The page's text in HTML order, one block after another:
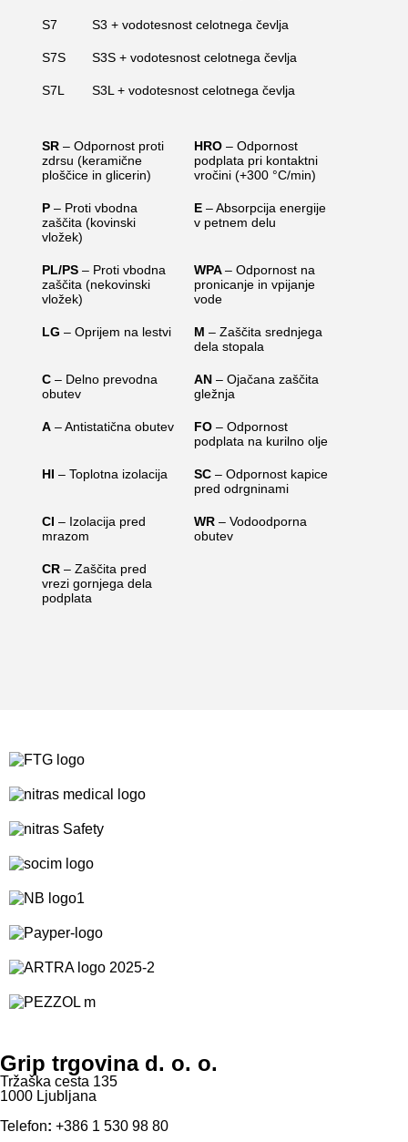
S7 S3 + vodotesnost celotnega čevlja
S7S S3S + vodotesnost celotnega čevlja
S7L S3L + vodotesnost celotnega čevlja
SR – Odpornost proti
zdrsu (keramične
ploščice in glicerin)
HRO – Odpornost
podplata pri kontaktni
vročini (+300 °C/min)
P – Proti vbodna
zaščita (kovinski
vložek)
E – Absorpcija energije
v petnem delu
PL/PS – Proti vbodna
zaščita (nekovinski
vložek)
WPA– Odpornost na
pronicanje in vpijanje
vode
LG – Oprijem na lestvi M – Zaščita srednjega
dela stopala
C – Delno prevodna
obutev
AN – Ojačana zaščita
gležnja
A – Antistatična obutev FO – Odpornost
podplata na kurilno olje
HI – Toplotna izolacija SC – Odpornost kapice
pred odrgninami
CI – Izolacija pred
mrazom
WR – Vodoodporna
obutev
CR – Zaščita pred
vrezi gornjega dela
podplata
Grip trgovina d. o. o.
Tržaška cesta 135
1000 Ljubljana
Telefon: +386 1 530 98 80